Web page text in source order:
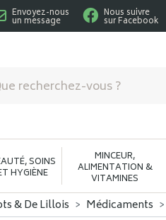
Envoyez-nous
un message
Nous suivre
sur Facebook
SOINS
HYGIÈNE
MINCEUR,
ALIMENTATION &
VITAMINES
& De Lillois Médicaments